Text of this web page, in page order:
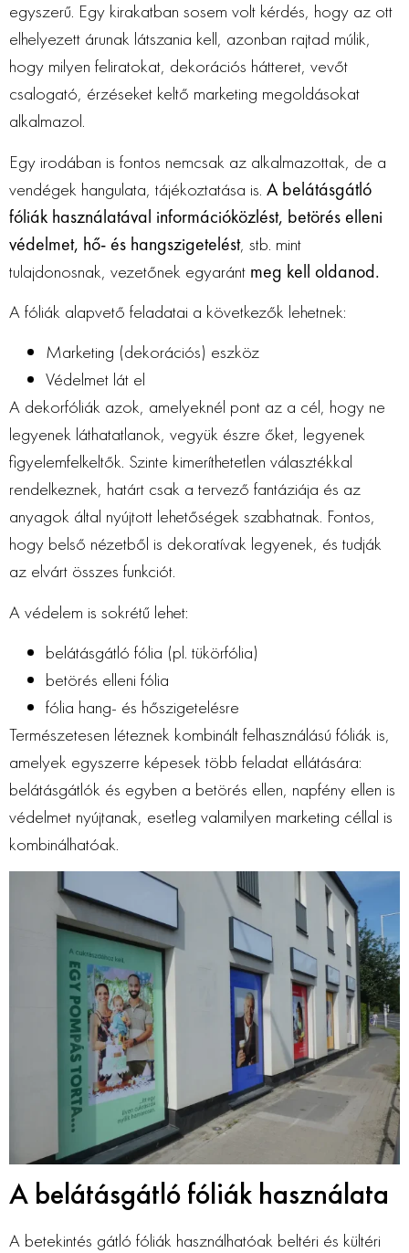
egyszerű. Egy kirakatban sosem volt kérdés, hogy az ott
elhelyezett árunak látszania kell, azonban rajtad múlik,
hogy milyen feliratokat, dekorációs hátteret, vevőt
csalogató, érzéseket keltő marketing megoldásokat
alkalmazol.
Egy irodában is fontos nemcsak az alkalmazottak, de a
vendégek hangulata, tájékoztatása is. A belátásgátló
fóliák használatával információközlést, betörés elleni
védelmet, hő- és hangszigetelést, stb. mint
tulajdonosnak, vezetőnek egyaránt meg kell oldanod.
A fóliák alapvető feladatai a következők lehetnek:
Marketing (dekorációs) eszköz
Védelmet lát el
A dekorfóliák azok, amelyeknél pont az a cél, hogy ne
legyenek láthatatlanok, vegyük észre őket, legyenek
figyelemfelkeltők. Szinte kimeríthetetlen választékkal
rendelkeznek, határt csak a tervező fantáziája és az
anyagok által nyújtott lehetőségek szabhatnak. Fontos,
hogy belső nézetből is dekoratívak legyenek, és tudják
az elvárt összes funkciót.
A védelem is sokrétű lehet:
belátásgátló fólia (pl. tükörfólia)
betörés elleni fólia
fólia hang- és hőszigetelésre
Természetesen léteznek kombinált felhasználású fóliák is,
amelyek egyszerre képesek több feladat ellátására:
belátásgátlók és egyben a betörés ellen, napfény ellen is
védelmet nyújtanak, esetleg valamilyen marketing céllal is
kombinálhatóak.
A belátásgátló fóliák használata
A betekintés gátló fóliák használhatóak beltéri és kültéri